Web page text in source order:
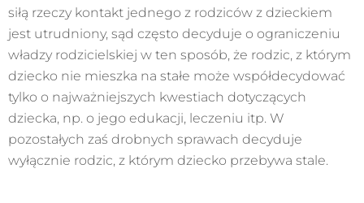
siłą rzeczy kontakt jednego z rodziców z dzieckiem
jest utrudniony, sąd często decyduje o ograniczeniu
władzy rodzicielskiej w ten sposób, że rodzic, z którym
dziecko nie mieszka na stałe może współdecydować
tylko o najważniejszych kwestiach dotyczących
dziecka, np. o jego edukacji, leczeniu itp. W
pozostałych zaś drobnych sprawach decyduje
wyłącznie rodzic, z którym dziecko przebywa stale.